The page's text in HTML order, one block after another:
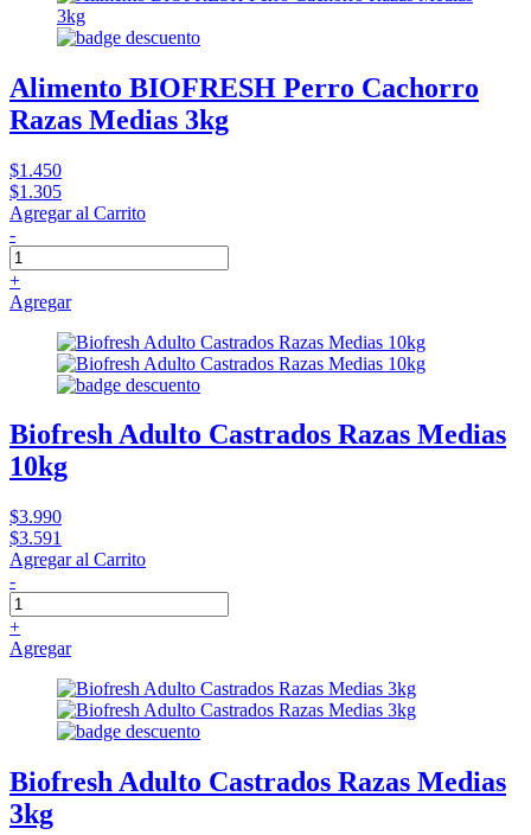
Alimento BIOFRESH Perro Cachorro
Razas Medias 3kg
$1.450
$1.305
Agregar al Carrito
-
+
Agregar
Biofresh Adulto Castrados Razas Medias
10kg
$3.990
$3.591
Agregar al Carrito
-
+
Agregar
Biofresh Adulto Castrados Razas Medias
3kg